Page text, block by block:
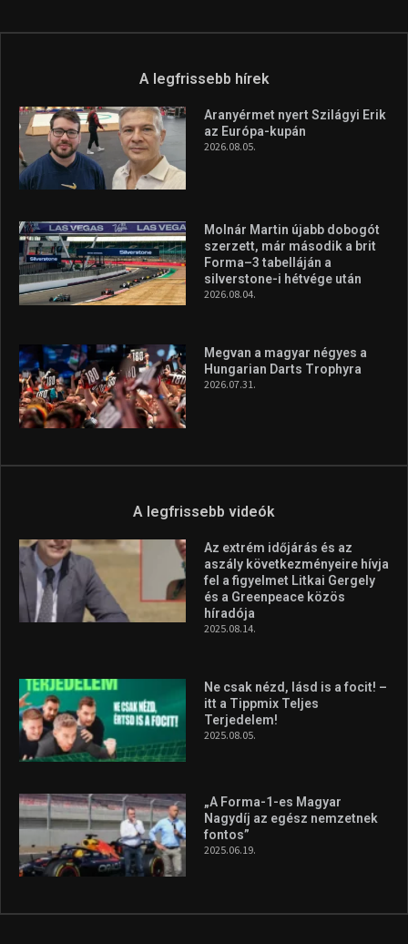
A legfrissebb hírek
Aranyérmet nyert Szilágyi Erik
az Európa-kupán
2026.08.05.
Molnár Martin újabb dobogót
szerzett, már második a brit
Forma–3 tabelláján a
silverstone-i hétvége után
2026.08.04.
Megvan a magyar négyes a
Hungarian Darts Trophyra
2026.07.31.
A legfrissebb videók
Az extrém időjárás és az
aszály következményeire hívja
fel a figyelmet Litkai Gergely
és a Greenpeace közös
híradója
2025.08.14.
Ne csak nézd, lásd is a focit! –
itt a Tippmix Teljes
Terjedelem!
2025.08.05.
„A Forma-1-es Magyar
Nagydíj az egész nemzetnek
fontos”
2025.06.19.